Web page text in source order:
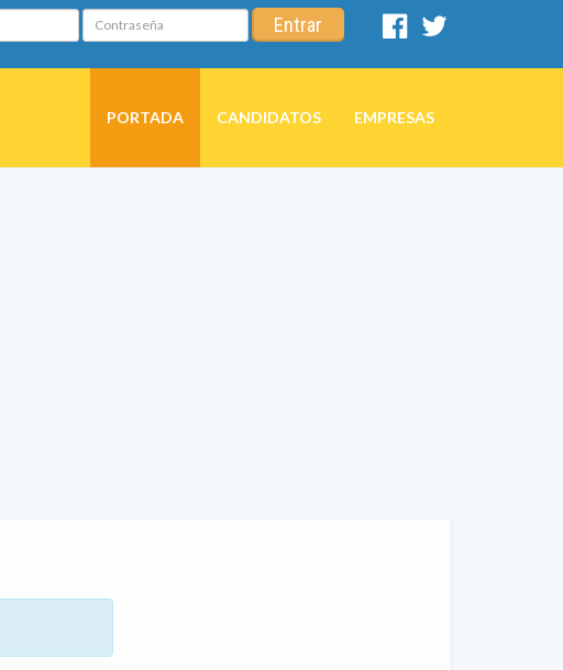
Contraseña Entrar
Facebook
PORTADA CANDIDATOS EMPRESAS